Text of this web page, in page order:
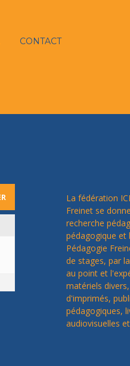
CONTACT
La fédération
Freinet se
recherche
pédagogique et
Pédagogie
de stages, par
au point et
matériels
d'imprimés,
pédagogiques,
audiovisuelles